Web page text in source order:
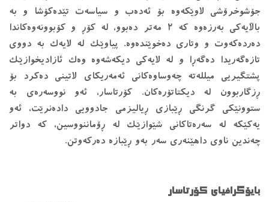
جۆشوخرۆشی لاوێكەوە بۆ ئەدەب و سیاسەت تێدەكۆشا و بە
باڵایەكی بەرزەوە كە ٢ مەتر دەبوو، لە كۆڕ و كۆبوونەوەكاندا
دەردەكەوت و وتاری دەخوێندەوە. پیاوێك لە لایەك بە دووی
تازەگەریدا دەگەڕا و لە لایەكی دیكەشەوە وەك ئازادیخوازێك
پشتگیریی میللەتە چەوساوەكانی ئەمەریكای لاتینی دەكرد بۆ
ڕزگاربوون لە دیكتاتۆرەكان. كۆرتاسار، ئەو نووسەرەی بە
ستوونێكی گرنگی ڕێبازی ڕیالیزمی جادوویی دادەنرێت، ئەو
یەكێكە لە سەرەتاكانی شێوازێك لە ڕۆماننووسین، كە دواتر
چەندین ناوی داهێنەری سەر بەو ڕێبازە دەركەوتن.
بایۆگرافیای كۆرتاسار